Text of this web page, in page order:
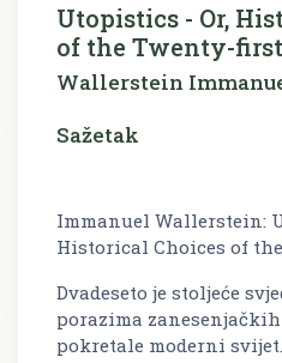
Utopistics - Or,
of the Twenty-
Wallerstein
Sažetak
Immanuel Wallerstein:
Historical Choices of
Dvadeseto je stoljeće
porazima
pokretale moderni